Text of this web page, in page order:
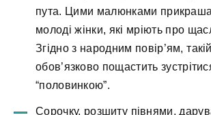
пута. Цими малюнками
молоді жінки, які мріють про
Згідно з народним повір’ям,
обов’язково пощастить
“половинкою”.
Сорочку, розшиту півнями,